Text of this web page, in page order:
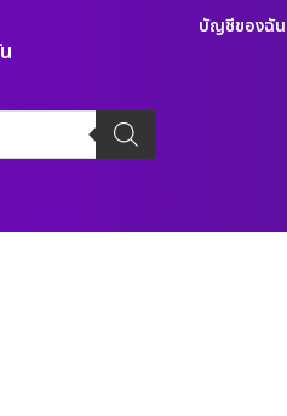
บัญชีของฉัน